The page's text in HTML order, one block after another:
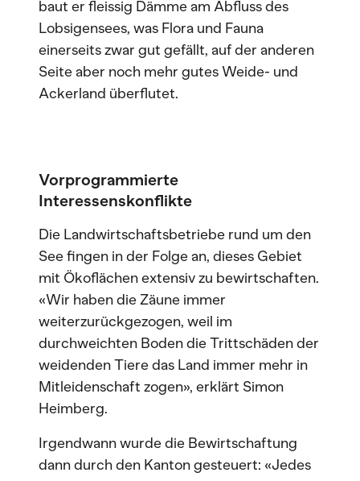
baut er fleissig Dämme am Abfluss des
Lobsigensees, was Flora und Fauna
einerseits zwar gut gefällt, auf der anderen
Seite aber noch mehr gutes Weide- und
Ackerland überflutet.
Vorprogrammierte
Interessenskonflikte
Die Landwirtschaftsbetriebe rund um den
See fingen in der Folge an, dieses Gebiet
mit Ökoflächen extensiv zu bewirtschaften.
«Wir haben die Zäune immer
weiterzurückgezogen, weil im
durchweichten Boden die Trittschäden der
weidenden Tiere das Land immer mehr in
Mitleidenschaft zogen», erklärt Simon
Heimberg.
Irgendwann wurde die Bewirtschaftung
dann durch den Kanton gesteuert: «Jedes